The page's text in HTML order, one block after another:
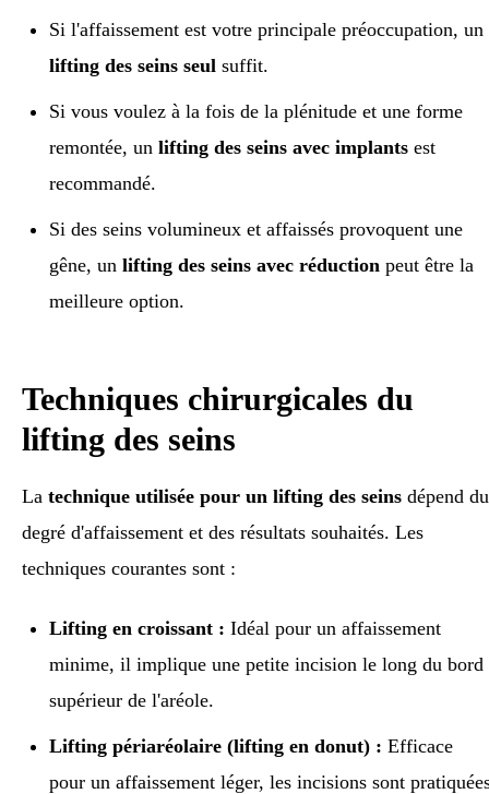
Si l'affaissement est votre principale préoccupation, un
lifting des seins seul suffit.
Si vous voulez à la fois de la plénitude et une forme
remontée, unlifting des seins avec implants est
recommandé.
Si des seins volumineux et affaissés provoquent une
gêne, unlifting des seins avec réduction peut être la
meilleure option.
Techniques chirurgicales du
lifting des seins
La technique utilisée pour un lifting des seins dépend du
degré d'affaissement et des résultats souhaités. Les
techniques courantes sont :
Lifting en croissant : Idéal pour un affaissement
minime, il implique une petite incision le long du bord
supérieur de l'aréole.
Lifting périaréolaire (lifting en donut) : Efficace
pour un affaissement léger, les incisions sont